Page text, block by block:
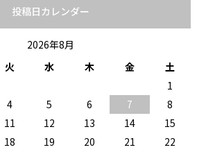
投稿日カレンダー
2026年8月
火 水 木 金
土
1
4 5 6 7
8
11 12 13 14
15
18 19 20 21 22